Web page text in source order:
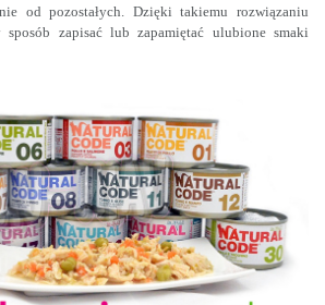
od pozostałych. Dzięki takiemu rozwiązaniu
sposób zapisać lub zapamiętać ulubione smaki